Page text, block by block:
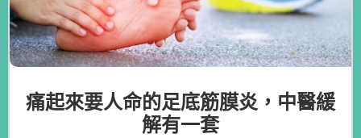
痛起來要人命的足底筋膜炎，中醫緩
解有一套